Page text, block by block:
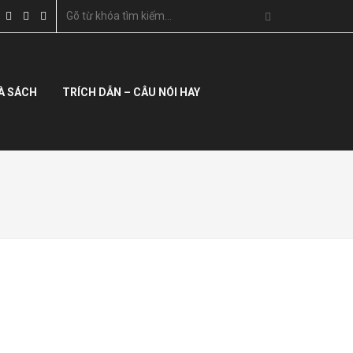
SÁCH TRÍCH DẪN – CÂU NÓI HAY